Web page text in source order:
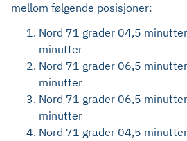
mellom følgende posisjoner:
Nord 71 grader 04,5
minutter
Nord 71 grader 06,5
minutter
Nord 71 grader 06,5
minutter
Nord 71 grader 04,5